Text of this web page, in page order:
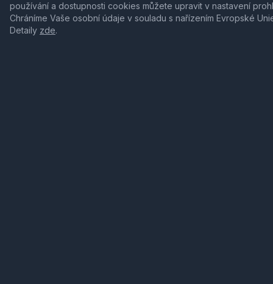
používání a dostupnosti cookies můžete upravit v nastavení
Chráníme Vaše osobní údaje v souladu s nařízením Evropské
Detaily zde.